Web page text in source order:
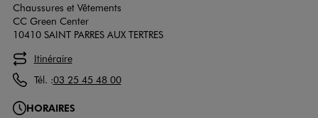
Chaussures et Vêtements
CC Green Center
10410 SAINT PARRES AUX TERTRES
Itinéraire
Tél. :03 25 45 48 00
HORAIRES